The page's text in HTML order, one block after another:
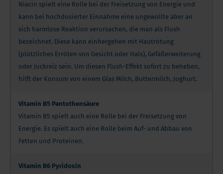
Niacin spielt eine Rolle bei der Freisetzung von Energie und
kann bei hochdosierter Einnahme eine ungewollte aber an
sich harmlose Reaktion verursachen, die man als Flush
bezeichnet. Diese kann einhergehen mit Hautrötung
(plötzliches Erröten von Gesicht oder Hals), Gefäßerweiterung
oder Juckreiz sein. Um diesen Flush-Effekt sofort zu beheben,
hilft der Konsum von einem Glas Milch, Buttermilch, Joghurt.
Vitamin B5 Pantothensäure
Vitamin B5 spielt auch eine Rolle bei der Freisetzung von
Energie. Es spielt auch eine Rolle beim Auf- und Abbau von
Fetten und Proteinen.
Vitamin B6 Pyridoxin